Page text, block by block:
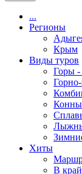
...
Регионы
Крым
Виды туров
Горы -
Хиты
В